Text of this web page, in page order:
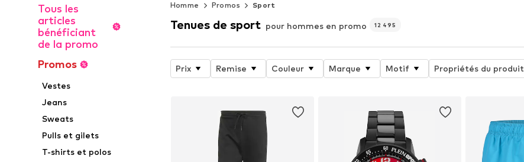
Tous les
articles
bénéficiant
de la promo
Promos
Vestes
Jeans
Sweats
Pulls et gilets
T-shirts et polos
Homme Promos Sport
Tenues de sport pour hommes en promo 12 495
Prix Remise Couleur Marque Motif Propriétés du produit